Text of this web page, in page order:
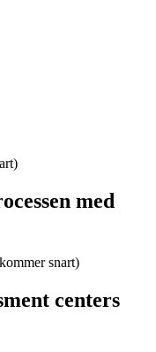
med
snart)
centers